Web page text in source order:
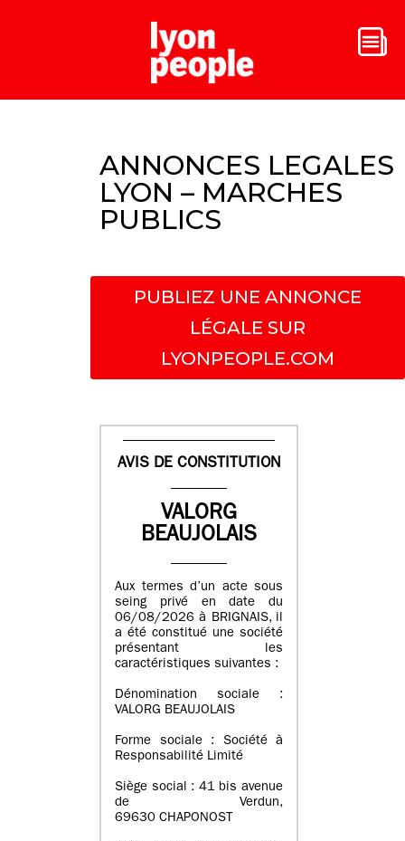
ANNONCES LEGALES
LYON – MARCHES
PUBLICS
PUBLIEZ UNE ANNONCE
LÉGALE SUR
LYONPEOPLE.COM
AVIS DE CONSTITUTION
VALORG
BEAUJOLAIS
Aux termes d’un acte sous
seing privé en date du
06/08/2026 à BRIGNAIS, il
a été constitué une société
présentant les
caractéristiques suivantes :
Dénomination sociale :
VALORG BEAUJOLAIS
Forme sociale : Société à
Responsabilité Limité
Siège social : 41 bis avenue
de Verdun,
69630 CHAPONOST